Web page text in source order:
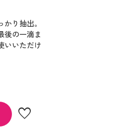
り抽出。
後の一滴ま
いいただけ
favorite